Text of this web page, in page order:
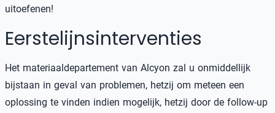
uitoefenen!
Eerstelijnsinterventies
Het materiaaldepartement van Alcyon zal u onmiddellijk
bijstaan in geval van problemen, hetzij om meteen een
oplossing te vinden indien mogelijk, hetzij door de follow-up